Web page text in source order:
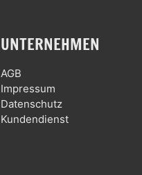
UNTERNEHMEN
AGB
Impressum
Datenschutz
Kundendienst